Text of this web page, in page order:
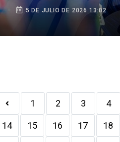
duro y meternos en la
pelea”
5 DE JULIO DE 2026 13:02
1 2 3 4
14 15 16 17 18